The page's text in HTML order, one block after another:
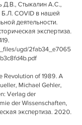
Д.В., Стыкалин А.С.,
COVID в нашей
деятельности.
экспертиза.
ugd/2fab34_e7065
Revolution of 1989. A
Michael Gehler,
Verlag der
der Wissenschaften,
экспертиза. 2020.